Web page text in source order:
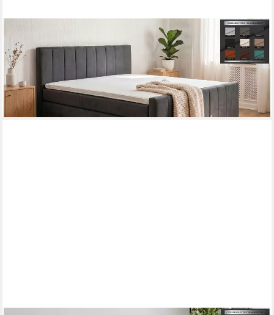
Boxspringbett mit Bettkasten und Matratze mit integrierten
Topper - Modell Cali K, mit innovativem Belüftungssystem
ab 1.649,00 €
lieferbar in 5 Wochen